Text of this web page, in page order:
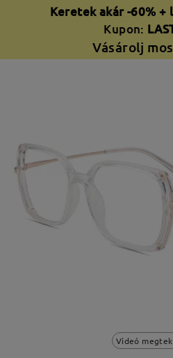
Keretek akár -60% +
Kupon:
Vásárolj
Videó